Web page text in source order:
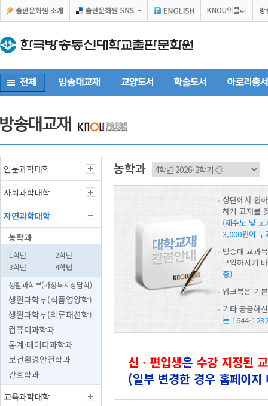
KNOU위클리 방
인문과학대학
사회과학대학
자연과학대학
농학과
1학년
2학년
3학년
4학년
생활과학부(가정복지상담학)
생활과학부(식품영양학)
생활과학부(의류패션학)
컴퓨터과학과
통계·데이터과학과
보건환경안전학과
간호학과
교육과학대학
농학과
상단에서 원
하게 교재를
(제주도 및
3,000원이 부
방송대 교과
구입하시기
중)
워크북은 기
기타 궁금하
는 1644-1232
신ㆍ편입생은 수강 지정된
(일부 변경한 경우 홈페이